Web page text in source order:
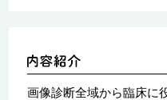
画像診断全域から臨床に